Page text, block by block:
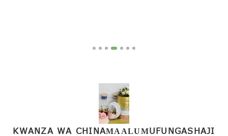
KWANZA WA CHINAMAALUMUFUNGASHAJI